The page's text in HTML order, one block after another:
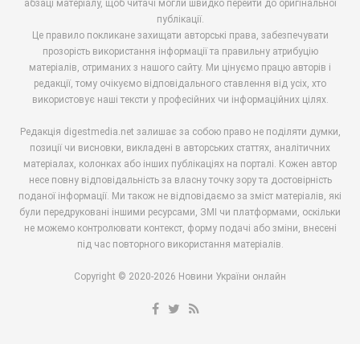
абзаці матеріалу, щоб читачі могли швидко перейти до оригінальної
публікації.
Це правило покликане захищати авторські права, забезпечувати
прозорість використання інформації та правильну атрибуцію
матеріалів, отриманих з нашого сайту. Ми цінуємо працю авторів і
редакції, тому очікуємо відповідального ставлення від усіх, хто
використовує наші тексти у професійних чи інформаційних цілях.
Редакція digestmedia.net залишає за собою право не поділяти думки,
позиції чи висновки, викладені в авторських статтях, аналітичних
матеріалах, колонках або інших публікаціях на порталі. Кожен автор
несе повну відповідальність за власну точку зору та достовірність
поданої інформації. Ми також не відповідаємо за зміст матеріалів, які
були передруковані іншими ресурсами, ЗМІ чи платформами, оскільки
не можемо контролювати контекст, форму подачі або зміни, внесені
під час повторного використання матеріалів.
Copyright © 2020-2026 Новини України онлайн